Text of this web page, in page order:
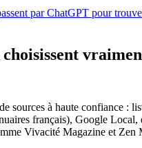
par ChatGPT pour
sources à haute confiance
français), Google
Vivacité Magazine et Zen